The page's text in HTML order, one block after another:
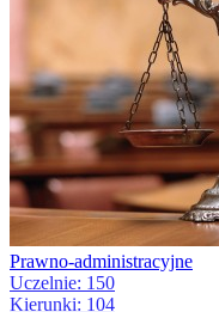
Prawno-administracyjne
Uczelnie: 150
Kierunki: 104